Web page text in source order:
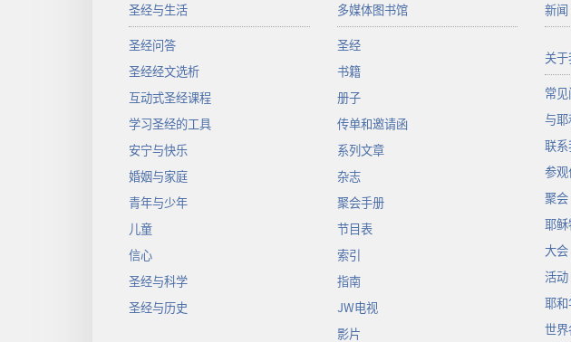
圣经与生活
圣经问答
圣经经文选析
互动式圣经课程
学习圣经的工具
安宁与快乐
婚姻与家庭
青年与少年
儿童
信心
圣经与科学
圣经与历史
多媒体图书馆
圣经
书籍
册子
传单和邀请函
系列文章
杂志
聚会手册
节目表
索引
指南
JW电视
影片
新闻
关
常
与
联
参
聚会
耶
大会
活动
耶
世